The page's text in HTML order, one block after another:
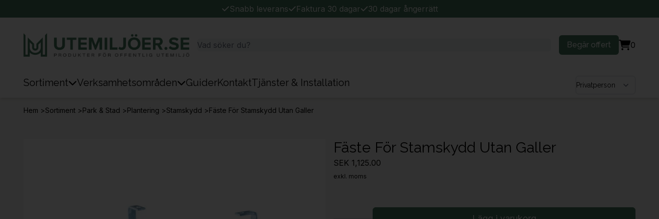
Snabb leverans Faktura 30 dagar 30 dagar ångerrätt
Begär offert 0
Sortiment Verksamhetsområden GuiderKontaktTjänster & Installation Välj kundtyp
Hem >Sortiment >Park & Stad >Plantering >Stamskydd >Fäste För Stamskydd Utan Galler
Fäste För Stamskydd Utan Galler
SEK 1,125.00
exkl. moms